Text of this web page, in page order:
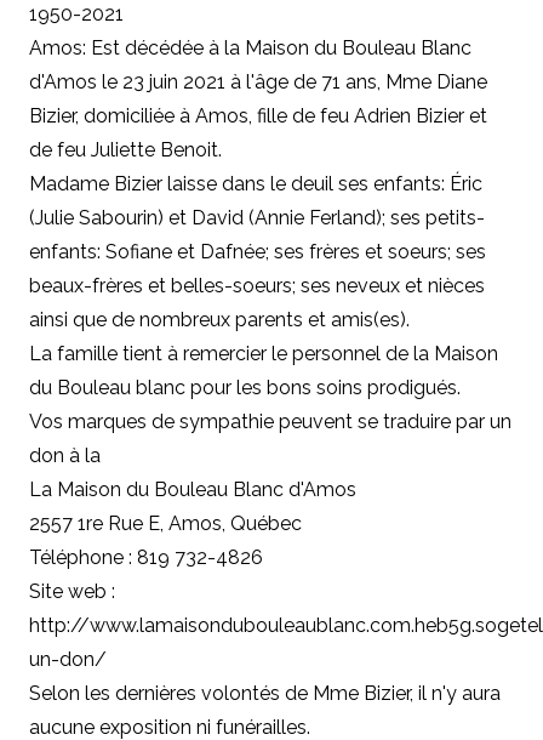
1950-2021
Amos: Est décédée à la Maison du Bouleau Blanc
d'Amos le 23 juin 2021 à l'âge de 71 ans, Mme Diane
Bizier, domiciliée à Amos, fille de feu Adrien Bizier et
de feu Juliette Benoit.
Madame Bizier laisse dans le deuil ses enfants: Éric
(Julie Sabourin) et David (Annie Ferland); ses petits-
enfants: Sofiane et Dafnée; ses frères et soeurs; ses
beaux-frères et belles-soeurs; ses neveux et nièces
ainsi que de nombreux parents et amis(es).
La famille tient à remercier le personnel de la Maison
du Bouleau blanc pour les bons soins prodigués.
Vos marques de sympathie peuvent se traduire par un
don à la
La Maison du Bouleau Blanc d'Amos
2557 1re Rue E, Amos, Québec
Téléphone : 819 732-4826
Site web :
http://
un-don/
Selon les dernières volontés de Mme Bizier, il n'y aura
aucune exposition ni funérailles.